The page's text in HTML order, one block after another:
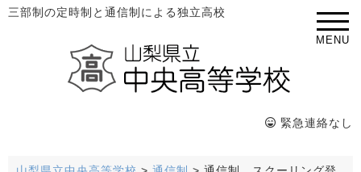
MENU
三部制の定時制と通信制による独立高校
緊急連絡なし